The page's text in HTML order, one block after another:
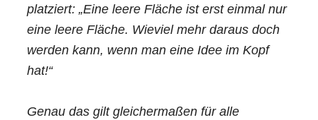
platziert: „Eine leere Fläche ist erst einmal nur
eine leere Fläche. Wieviel mehr daraus doch
werden kann, wenn man eine Idee im Kopf
hat!“
Genau das gilt gleichermaßen für alle